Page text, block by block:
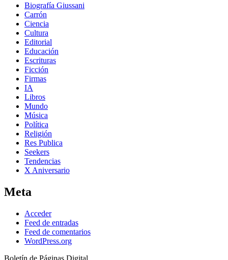
Biografía Giussani
Carrón
Ciencia
Cultura
Editorial
Educación
Escrituras
Ficción
Firmas
IA
Libros
Mundo
Música
Política
Religión
Res Publica
Seekers
Tendencias
X Aniversario
Meta
Acceder
Feed de entradas
Feed de comentarios
WordPress.org
Boletín de Páginas Digital